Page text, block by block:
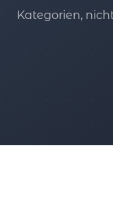
Kategorien,